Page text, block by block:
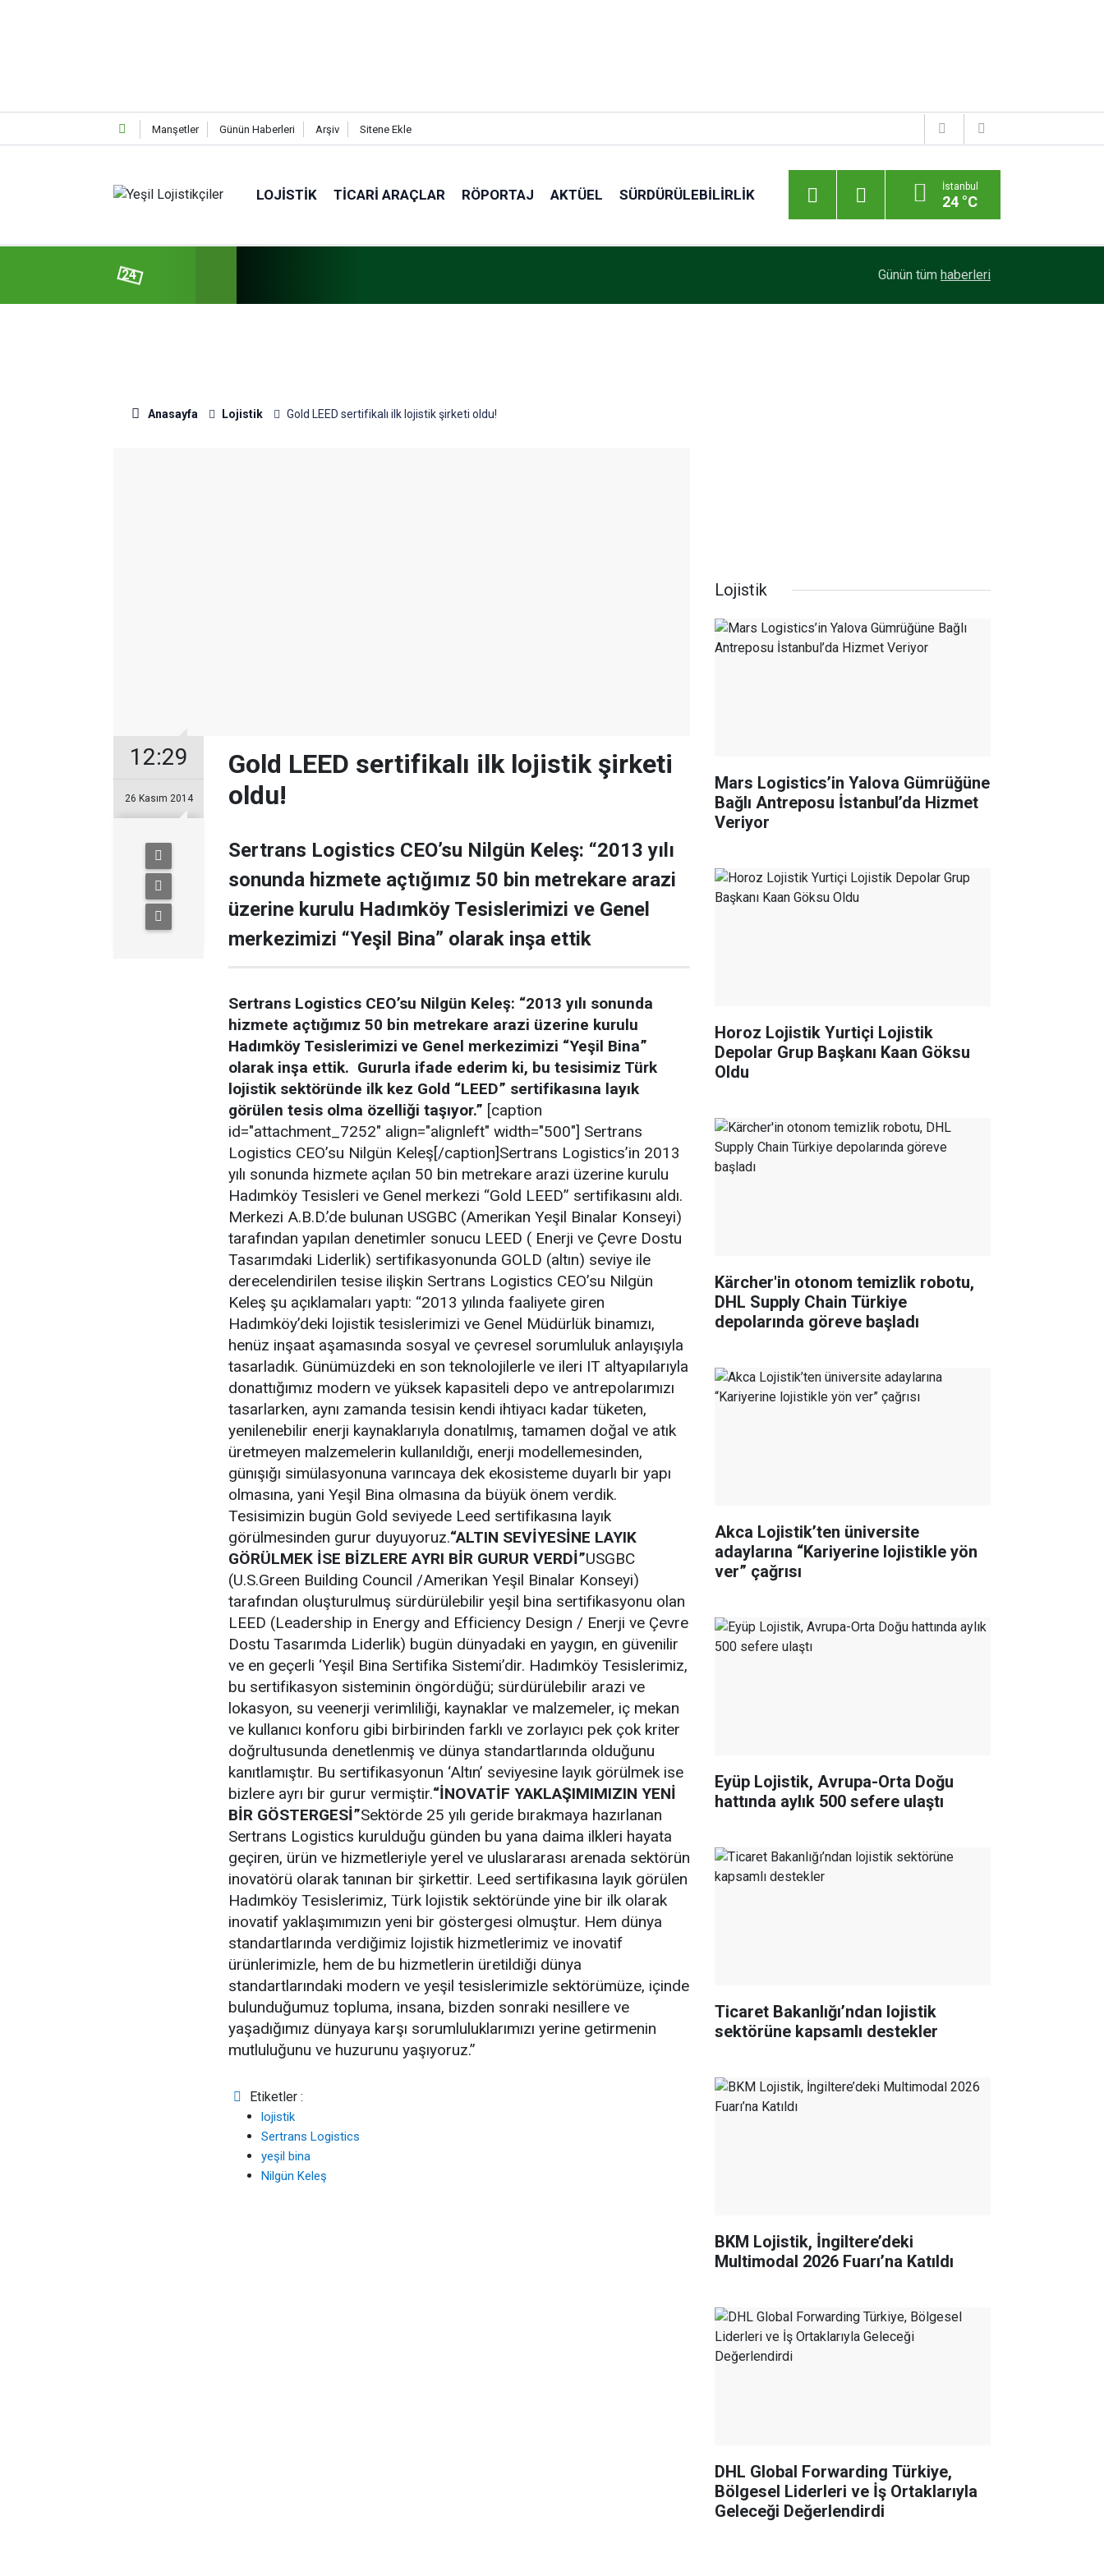
Manşetler Günün Haberleri Arşiv Sitene Ekle
LOJISTIK TICARI ARAÇLAR RÖPORTAJ AKTÜEL SÜRDÜRÜLEBILIRLIK İstanbul
24 °C
24 Günün tüm haberleri
Anasayfa Lojistik Gold LEED sertifikalı ilk lojistik şirketi oldu!
12:29
26 Kasım 2014
Gold LEED sertifikalı ilk lojistik şirketi
oldu!
Sertrans Logistics CEO’su Nilgün Keleş: “2013 yılı
sonunda hizmete açtığımız 50 bin metrekare arazi
üzerine kurulu Hadımköy Tesislerimizi ve Genel
merkezimizi “Yeşil Bina” olarak inşa ettik
Sertrans Logistics CEO’su Nilgün Keleş: “2013 yılı sonunda
hizmete açtığımız 50 bin metrekare arazi üzerine kurulu
Hadımköy Tesislerimizi ve Genel merkezimizi “Yeşil Bina”
olarak inşa ettik. Gururla ifade ederim ki, bu tesisimiz Türk
lojistik sektöründe ilk kez Gold “LEED” sertifikasına layık
görülen tesis olma özelliği taşıyor.” [caption
id="attachment_7252" align="alignleft" width="500"] Sertrans
Logistics CEO’su Nilgün Keleş[/caption]Sertrans Logistics’in 2013
yılı sonunda hizmete açılan 50 bin metrekare arazi üzerine kurulu
Hadımköy Tesisleri ve Genel merkezi “Gold LEED” sertifikasını aldı.
Merkezi A.B.D.’de bulunan USGBC (Amerikan Yeşil Binalar Konseyi)
tarafından yapılan denetimler sonucu LEED ( Enerji ve Çevre Dostu
Tasarımdaki Liderlik) sertifikasyonunda GOLD (altın) seviye ile
derecelendirilen tesise ilişkin Sertrans Logistics CEO’su Nilgün
Keleş şu açıklamaları yaptı: “2013 yılında faaliyete giren
Hadımköy’deki lojistik tesislerimizi ve Genel Müdürlük binamızı,
henüz inşaat aşamasında sosyal ve çevresel sorumluluk anlayışıyla
tasarladık. Günümüzdeki en son teknolojilerle ve ileri IT altyapılarıyla
donattığımız modern ve yüksek kapasiteli depo ve antrepolarımızı
tasarlarken, aynı zamanda tesisin kendi ihtiyacı kadar tüketen,
yenilenebilir enerji kaynaklarıyla donatılmış, tamamen doğal ve atık
üretmeyen malzemelerin kullanıldığı, enerji modellemesinden,
günışığı simülasyonuna varıncaya dek ekosisteme duyarlı bir yapı
olmasına, yani Yeşil Bina olmasına da büyük önem verdik.
Tesisimizin bugün Gold seviyede Leed sertifikasına layık
görülmesinden gurur duyuyoruz.“ALTIN SEVİYESİNE LAYIK
GÖRÜLMEK İSE BİZLERE AYRI BİR GURUR VERDİ”USGBC
(U.S.Green Building Council /Amerikan Yeşil Binalar Konseyi)
tarafından oluşturulmuş sürdürülebilir yeşil bina sertifikasyonu olan
LEED (Leadership in Energy and Efficiency Design / Enerji ve Çevre
Dostu Tasarımda Liderlik) bugün dünyadaki en yaygın, en güvenilir
ve en geçerli ‘Yeşil Bina Sertifika Sistemi’dir. Hadımköy Tesislerimiz,
bu sertifikasyon sisteminin öngördüğü; sürdürülebilir arazi ve
lokasyon, su veenerji verimliliği, kaynaklar ve malzemeler, iç mekan
ve kullanıcı konforu gibi birbirinden farklı ve zorlayıcı pek çok kriter
doğrultusunda denetlenmiş ve dünya standartlarında olduğunu
kanıtlamıştır. Bu sertifikasyonun ‘Altın’ seviyesine layık görülmek ise
bizlere ayrı bir gurur vermiştir.“İNOVATİF YAKLAŞIMIMIZIN YENİ
BİR GÖSTERGESİ”Sektörde 25 yılı geride bırakmaya hazırlanan
Sertrans Logistics kurulduğu günden bu yana daima ilkleri hayata
geçiren, ürün ve hizmetleriyle yerel ve uluslararası arenada sektörün
inovatörü olarak tanınan bir şirkettir. Leed sertifikasına layık görülen
Hadımköy Tesislerimiz, Türk lojistik sektöründe yine bir ilk olarak
inovatif yaklaşımımızın yeni bir göstergesi olmuştur. Hem dünya
standartlarında verdiğimiz lojistik hizmetlerimiz ve inovatif
ürünlerimizle, hem de bu hizmetlerin üretildiği dünya
standartlarındaki modern ve yeşil tesislerimizle sektörümüze, içinde
bulunduğumuz topluma, insana, bizden sonraki nesillere ve
yaşadığımız dünyaya karşı sorumluluklarımızı yerine getirmenin
mutluluğunu ve huzurunu yaşıyoruz.”
Etiketler :
lojistik
Sertrans Logistics
yeşil bina
Nilgün Keleş
Lojistik
Mars Logistics’in Yalova Gümrüğüne
Bağlı Antreposu İstanbul’da Hizmet
Veriyor
Horoz Lojistik Yurtiçi Lojistik
Depolar Grup Başkanı Kaan Göksu
Oldu
Kärcher'in otonom temizlik robotu,
DHL Supply Chain Türkiye
depolarında göreve başladı
Akca Lojistik’ten üniversite
adaylarına “Kariyerine lojistikle yön
ver” çağrısı
Eyüp Lojistik, Avrupa-Orta Doğu
hattında aylık 500 sefere ulaştı
Ticaret Bakanlığı’ndan lojistik
sektörüne kapsamlı destekler
BKM Lojistik, İngiltere’deki
Multimodal 2026 Fuarı’na Katıldı
DHL Global Forwarding Türkiye,
Bölgesel Liderleri ve İş Ortaklarıyla
Geleceği Değerlendirdi